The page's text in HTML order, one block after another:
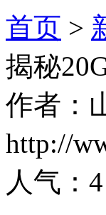
首页 >
揭秘
作者：
http://
人气： 4